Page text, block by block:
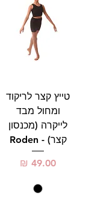
טייץ קצר לריקוד
ומחול מבד
לייקרה (מכנסון
קצר) - Roden
מחיר